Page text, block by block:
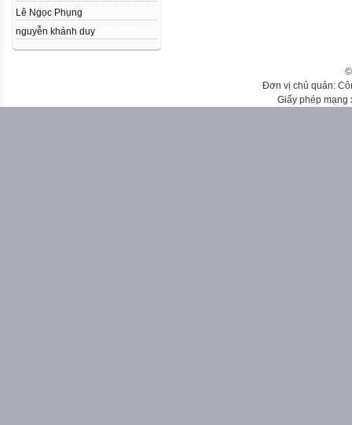
Lê Ngọc Phụng
nguyễn khánh duy
Đơn vị chủ quản:
Giấy phép mạng